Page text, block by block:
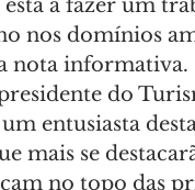
está a fazer um
nos domínios
nota informativa.
do
entusiasta
mais se
no topo das